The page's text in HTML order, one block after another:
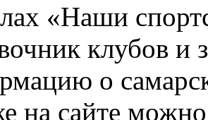
«Наши
клубов и
о
на сайте